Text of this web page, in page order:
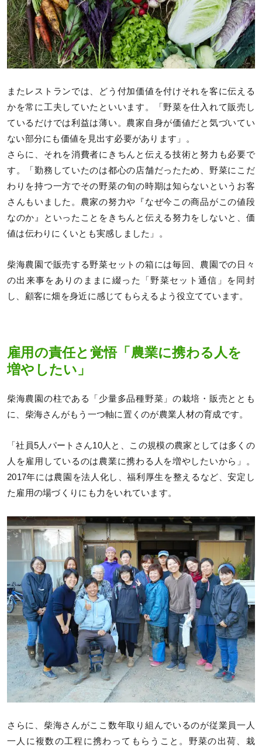
またレストランでは、どう付加価値を付けそれを客に伝える
かを常に工夫していたといいます。「野菜を仕入れて販売し
ているだけでは利益は薄い。農家自身が価値だと気づいてい
ない部分にも価値を見出す必要があります」。
さらに、それを消費者にきちんと伝える技術と努力も必要で
す。「勤務していたのは都心の店舗だったため、野菜にこだ
わりを持つ一方でその野菜の旬の時期は知らないというお客
さんもいました。農家の努力や『なぜ今この商品がこの値段
なのか』といったことをきちんと伝える努力をしないと、価
値は伝わりにくいとも実感しました」。
柴海農園で販売する野菜セットの箱には毎回、農園での日々
の出来事をありのままに綴った「野菜セット通信」を同封
し、顧客に畑を身近に感じてもらえるよう役立てています。
雇用の責任と覚悟「農業に携わる人を
増やしたい」
柴海農園の柱である「少量多品種野菜」の栽培・販売ととも
に、柴海さんがもう一つ軸に置くのが農業人材の育成です。
「社員5人パートさん10人と、この規模の農家としては多くの
人を雇用しているのは農業に携わる人を増やしたいから」。
2017年には農園を法人化し、福利厚生を整えるなど、安定し
た雇用の場づくりにも力をいれています。
さらに、柴海さんがここ数年取り組んでいるのが従業員一人
一人に複数の工程に携わってもらうこと。野菜の出荷、栽